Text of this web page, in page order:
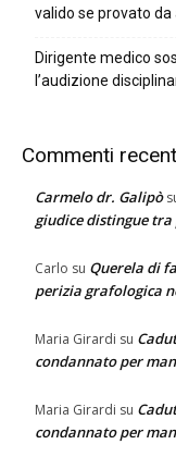
valido se provato
Dirigente medico
l’audizione
Commenti
Carmelo dr. Galipò
giudice distingue
Carlo su Querela di
perizia grafologica
Maria Girardi su
condannato per
Maria Girardi su
condannato per